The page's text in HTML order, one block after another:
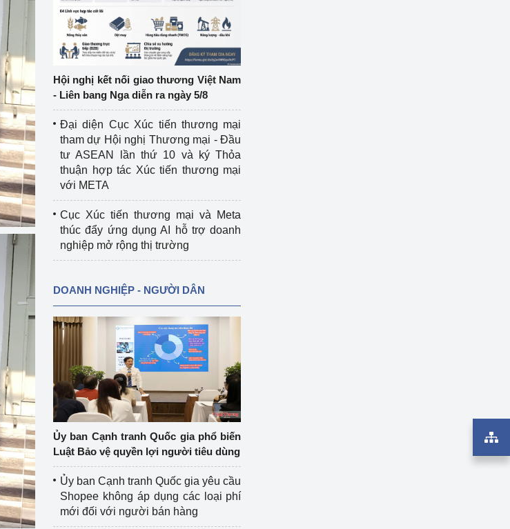
Hội nghị kết nối giao thương Việt Nam
- Liên bang Nga diễn ra ngày 5/8
Đại diện Cục Xúc tiến thương mại
tham dự Hội nghị Thương mại - Đầu
tư ASEAN lần thứ 10 và ký Thỏa
thuận hợp tác Xúc tiến thương mại
với META
Cục Xúc tiến thương mại và Meta
thúc đẩy ứng dụng AI hỗ trợ doanh
nghiệp mở rộng thị trường
DOANH NGHIỆP - NGƯỜI DÂN
Ủy ban Cạnh tranh Quốc gia phổ biến
Luật Bảo vệ quyền lợi người tiêu dùng
Ủy ban Cạnh tranh Quốc gia yêu cầu
Shopee không áp dụng các loại phí
mới đối với người bán hàng